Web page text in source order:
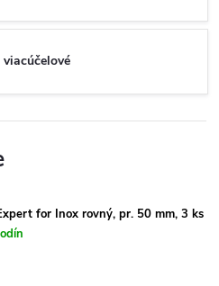
for Inox rovný, pr. 50 mm, 3 ks